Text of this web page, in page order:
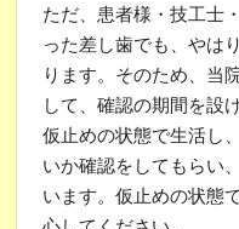
ただ、患者様・技工士
った差し歯でも、やは
ります。そのため、当
して、確認の期間を設
仮止めの状態で生活し
いか確認をしてもらい
います。仮止めの状態